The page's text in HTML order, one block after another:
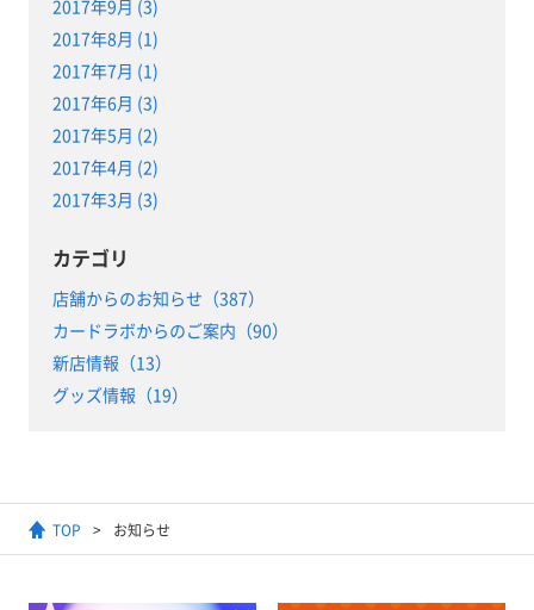
2017年9月 (3)
2017年8月 (1)
2017年7月 (1)
2017年6月 (3)
2017年5月 (2)
2017年4月 (2)
2017年3月 (3)
カテゴリ
店舗からのお知らせ（387）
カードラボからのご案内（90）
新店情報（13）
グッズ情報（19）
TOP お知らせ